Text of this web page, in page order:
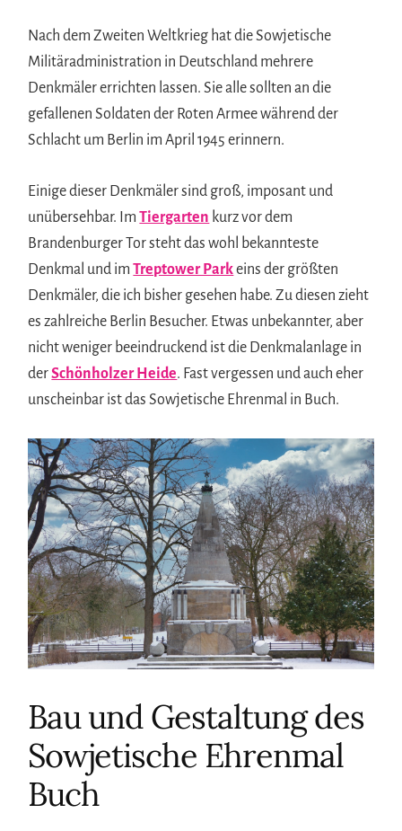
Nach dem Zweiten Weltkrieg hat die Sowjetische
Militäradministration in Deutschland mehrere
Denkmäler errichten lassen. Sie alle sollten an die
gefallenen Soldaten der Roten Armee während der
Schlacht um Berlin im April 1945 erinnern.
Einige dieser Denkmäler sind groß, imposant und
unübersehbar. ImTiergarten kurz vor dem
Brandenburger Tor steht das wohl bekannteste
Denkmal und imTreptower Parkeins der größten
Denkmäler, die ich bisher gesehen habe. Zu diesen zieht
es zahlreiche Berlin Besucher. Etwas unbekannter, aber
nicht weniger beeindruckend ist die Denkmalanlage in
derSchönholzer Heide. Fast vergessen und auch eher
unscheinbar ist das Sowjetische Ehrenmal in Buch.
Bau und Gestaltung des
Sowjetische Ehrenmal
Buch